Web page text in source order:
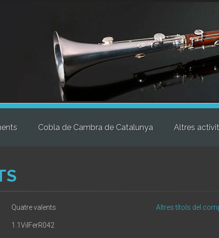
Cobla de Cambra de Catalunya Altres
Quatre valents Altres títols del
1.1VilFerR042